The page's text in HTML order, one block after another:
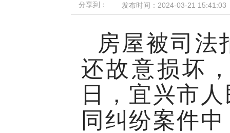
分享到： 发布时间：2024-03-21 15:41:03
房屋被司法
还故意损坏
日，宜兴市
同纠纷案件